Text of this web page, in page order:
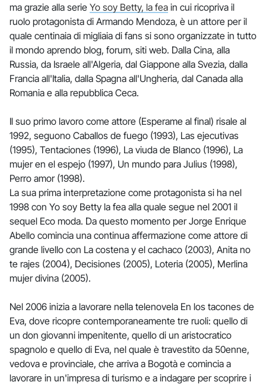
ma grazie alla serie Yo soy Betty, la fea in cui ricopriva il
ruolo protagonista di Armando Mendoza, è un attore per il
quale centinaia di migliaia di fans si sono organizzate in tutto
il mondo aprendo blog, forum, siti web. Dalla Cina, alla
Russia, da Israele all'Algeria, dal Giappone alla Svezia, dalla
Francia all'Italia, dalla Spagna all'Ungheria, dal Canada alla
Romania e alla repubblica Ceca.
Il suo primo lavoro come attore (Esperame al final) risale al
1992, seguono Caballos de fuego (1993), Las ejecutivas
(1995), Tentaciones (1996), La viuda de Blanco (1996), La
mujer en el espejo (1997), Un mundo para Julius (1998),
Perro amor (1998).
La sua prima interpretazione come protagonista si ha nel
1998 con Yo soy Betty la fea alla quale segue nel 2001 il
sequel Eco moda. Da questo momento per Jorge Enrique
Abello comincia una continua affermazione come attore di
grande livello con La costena y el cachaco (2003), Anita no
te rajes (2004), Decisiones (2005), Loteria (2005), Merlina
mujer divina (2005).
Nel 2006 inizia a lavorare nella telenovela En los tacones de
Eva, dove ricopre contemporaneamente tre ruoli: quello di
un don giovanni impenitente, quello di un aristocratico
spagnolo e quello di Eva, nel quale è travestito da 50enne,
vedova e provinciale, che arriva a Bogotà e comincia a
lavorare in un'impresa di turismo e a indagare per scoprire i